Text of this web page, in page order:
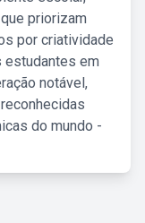
priorizam
por criatividade
estudantes em
notável,
do mundo -